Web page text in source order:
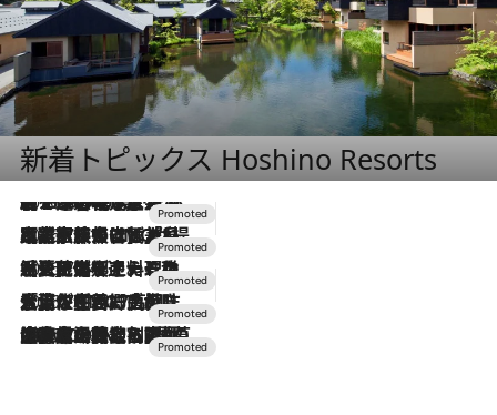
新着トピックス Hoshino Resorts
2026.8.7
【トンボの足水浴】ヒノキの香りに包まれて涼感マックス！約13℃の湧水かけ流しを避暑地「星野温泉 トンボの湯」で体験
2026.7.31
【ホテル帰省】という選択肢をOMOが提案。家族とほどよい距離を保つには「昼は実家、夜は気兼ねなくホテルで！」
2026.7.24
【夏限定ディナーコース】旬を迎える稚鮎や花ズッキーニなどをイタリア・トスカーナの郷土料理の手法で満喫！
2026.7.17
「土佐和ハーブかき氷」がOMO7高知に登場！生姜、山椒、大葉など目にも舌にも涼を呼ぶ郷土の味
2026.7.10
NEW OPEN！【界 草津】名湯の地に誕生。趣の異なる2種の温泉と上州ならではの会席・蕎麦割烹など美食を味わう究極の癒やし旅